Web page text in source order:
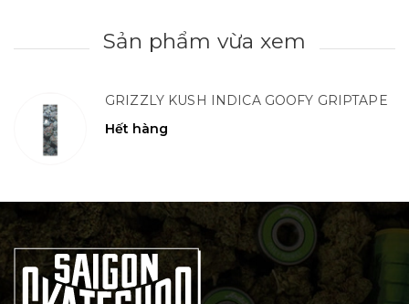
Sản phẩm vừa xem
GRIZZLY KUSH INDICA GOOFY GRIPTAPE
Hết hàng